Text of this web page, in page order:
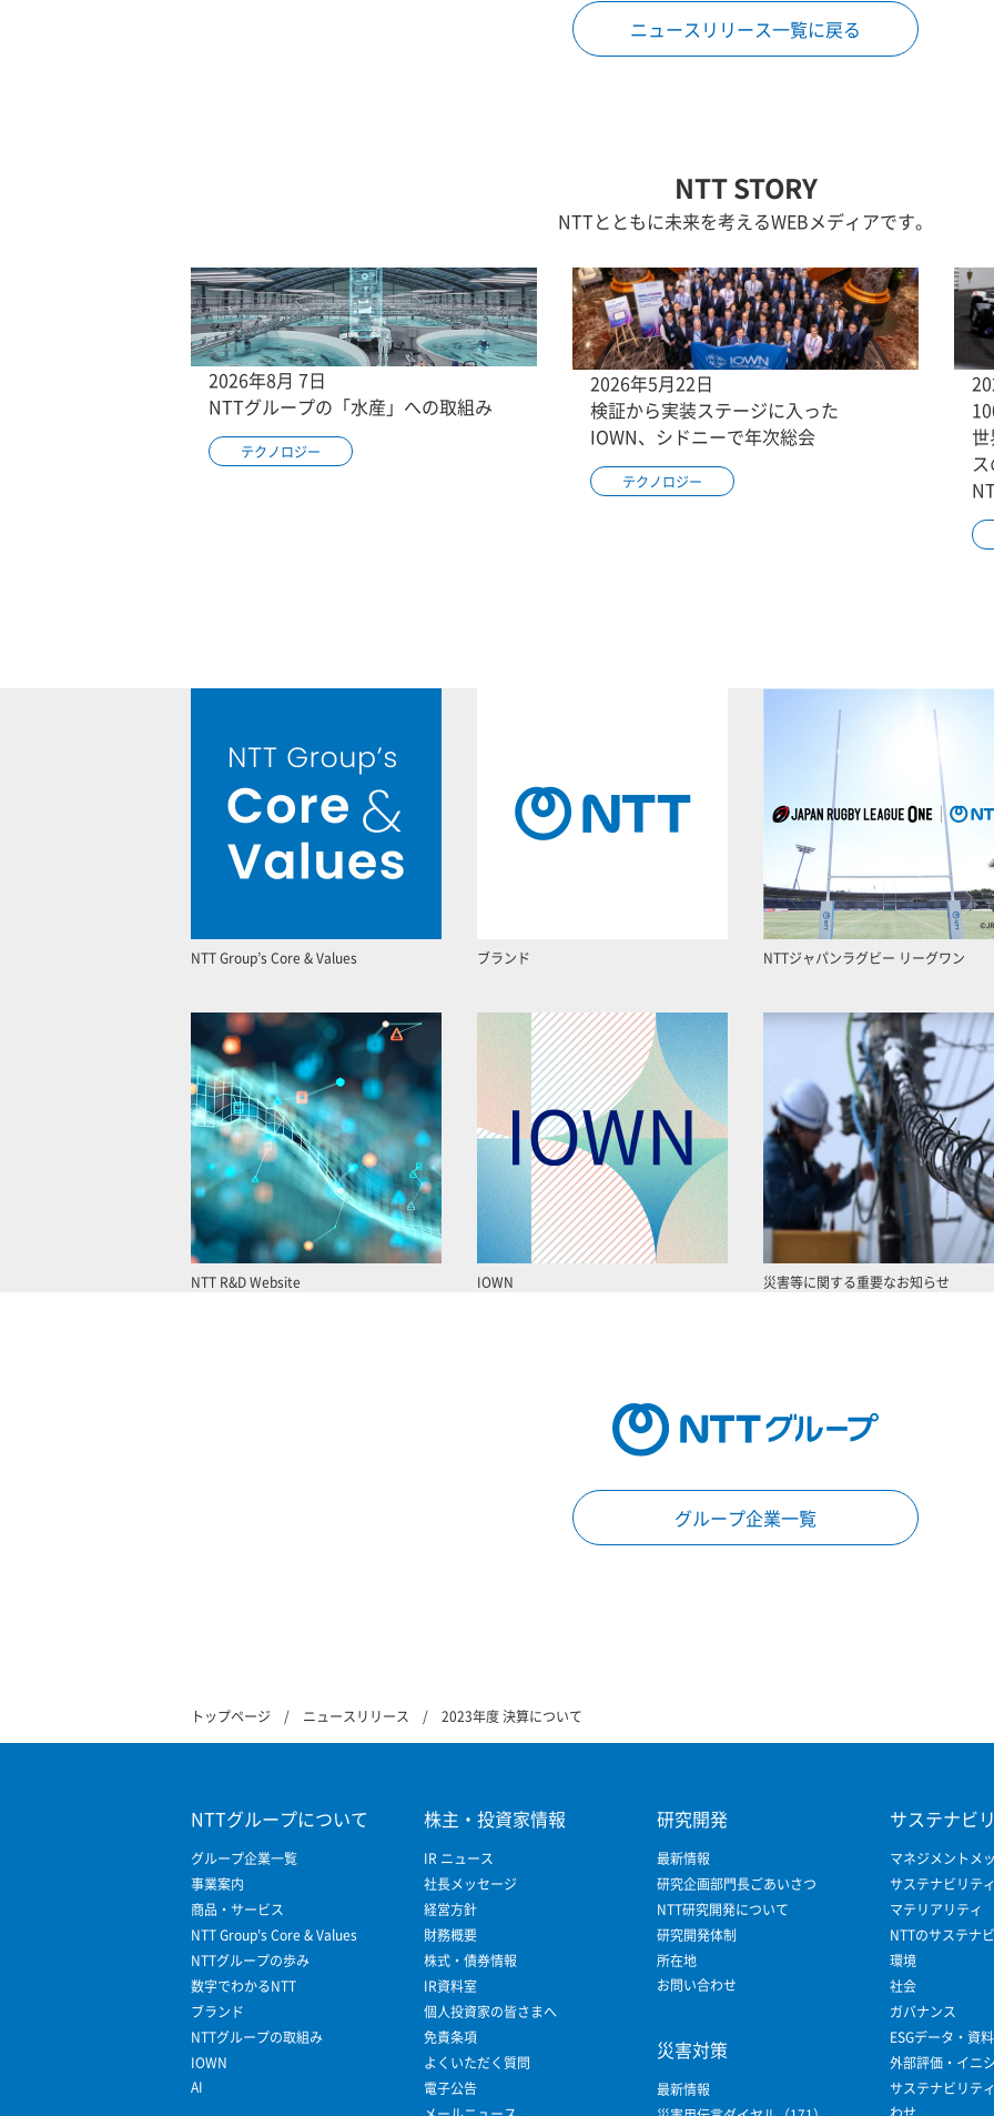
ニュースリリース一覧に戻る
NTT STORY
NTTとともに未来を考えるWEBメディアです。
2026年8月 7日
NTTグループの「水産」への取組み
テクノロジー
2026年5月22日
検証から実装ステージに入った
IOWN、シドニーで年次総会
テクノロジー
NTT Group’s Core & Values ブランド NTTジャパンラグビー リーグワン
NTT R&D Website IOWN 災害等に関する重要なお知らせ
グループ企業一覧
トップページ ニュースリリース 2023年度 決算について
NTTグループについて
グループ企業一覧
事業案内
商品・サービス
NTT Group's Core & Values
NTTグループの歩み
数字でわかるNTT
ブランド
NTTグループの取組み
IOWN
AI
株主・投資家情報
IR ニュース
社長メッセージ
経営方針
財務概要
株式・債券情報
IR資料室
個人投資家の皆さまへ
免責条項
よくいただく質問
電子公告
研究開発
最新情報
研究企画部門長ごあいさつ
NTT研究開発について
研究開発体制
所在地
お問い合わせ
災害対策
最新情報
サステナビ
マネジメントメ
サステナビリテ
マテリアリティ
NTTのサステナ
環境
社会
ガバナンス
ESGデータ・資料
外部評価・イニ
サステナビリテ